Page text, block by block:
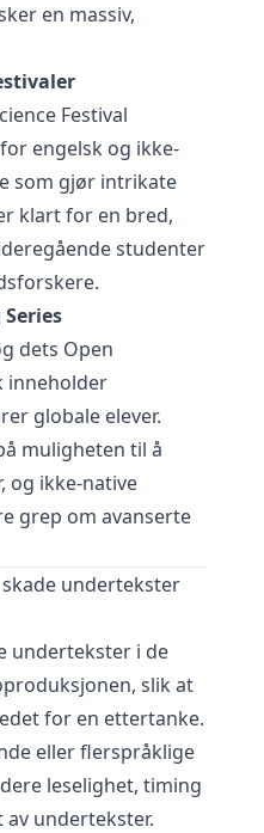
en massiv,
Festival
engelsk og ikke-
som gjør intrikate
klart for en bred,
studenter
dets Open
inneholder
globale elever.
muligheten til å
og ikke-native
grep om avanserte
undertekster
undertekster i de
slik at
for en ettertanke.
eller flerspråklige
leselighet, timing
undertekster.